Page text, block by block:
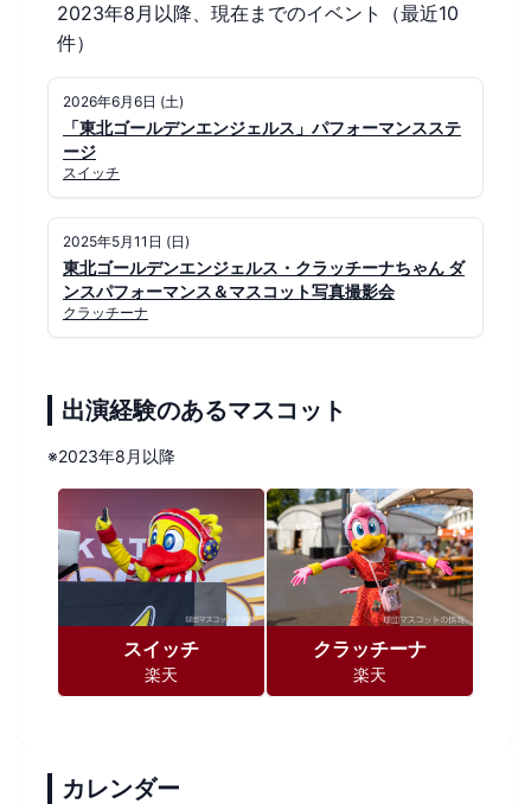
2023年8月以降、現在までのイベント（最近10
件）
2026年6月6日 (土)
「東北ゴールデンエンジェルス」パフォーマンスステ
ージ
スイッチ
2025年5月11日 (日)
東北ゴールデンエンジェルス・クラッチーナちゃん ダ
ンスパフォーマンス＆マスコット写真撮影会
クラッチーナ
出演経験のあるマスコット
※2023年8月以降
スイッチ
楽天
クラッチーナ
楽天
カレンダー